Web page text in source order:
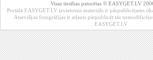
Visas tiesības paturētas © EASYGET.LV
Portālā EASYGET.LV izvietotais materiāls ir pārpublicējams
Atsevišķas fotogrāfijas ir atļauts pārpublicēt tās
EASYGET.LV